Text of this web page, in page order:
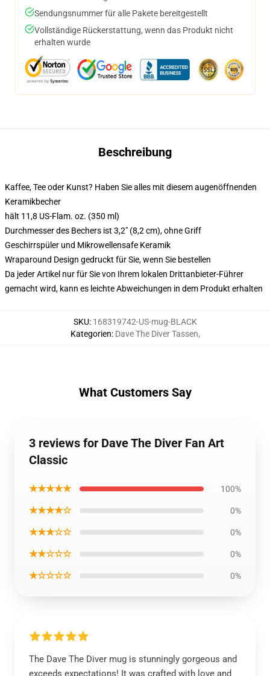
Sendungsnummer für alle Pakete bereitgestellt
Vollständige Rückerstattung, wenn das Produkt nicht
erhalten wurde
Beschreibung
Kaffee, Tee oder Kunst? Haben Sie alles mit diesem augenöffnenden
Keramikbecher
hält 11,8 US-Flam. oz. (350 ml)
Durchmesser des Bechers ist 3,2" (8,2 cm), ohne Griff
Geschirrspüler und Mikrowellensafe Keramik
Wraparound Design gedruckt für Sie, wenn Sie bestellen
Da jeder Artikel nur für Sie von Ihrem lokalen Drittanbieter-Führer
gemacht wird, kann es leichte Abweichungen in dem Produkt erhalten
SKU: 168319742-US-mug-BLACK
Kategorien: Dave The Diver Tassen,
What Customers Say
3 reviews for Dave The Diver Fan Art
Classic
★★★★★ 100%
★★★★☆ 0%
★★★☆☆ 0%
★★☆☆☆ 0%
★☆☆☆☆ 0%
The Dave The Diver mug is stunningly gorgeous and
exceeds expectations! It was crafted with love and